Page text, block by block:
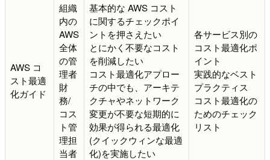
AWS コ
スト最適
化ガイド
組織
内の
AWS
全体
の管
理者
財
務/
コス
ト管
理担
当者
基本的な AWS コスト
に関するチェックポイ
ントを押さえたい
とにかく不要なコスト
を削減したい
コスト最適化アプロー
チの中でも、アーキテ
クチャやネットワーク
変更が不要な短期的に
効果が得られる最適化
(クイックウィンな最適
化)を実施したい
各サービス別の
コスト最適化ポ
イント
実践的なベスト
プラクティス
コスト最適化の
ためのチェック
リスト